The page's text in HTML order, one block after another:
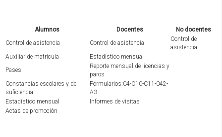
Alumnos Docentes
No docentes
Control de asistencia
Control de asistencia
Control de
asistencia
Auxiliar de matrícula
Estadístico mensual
Pases
Reporte mensual de licencias y
paros
Constancias escolares y de
suficiencia
Formularios:04-C10-C11-042-
A3
Estadístico mensual
Informes de visitas
Actas de promoción